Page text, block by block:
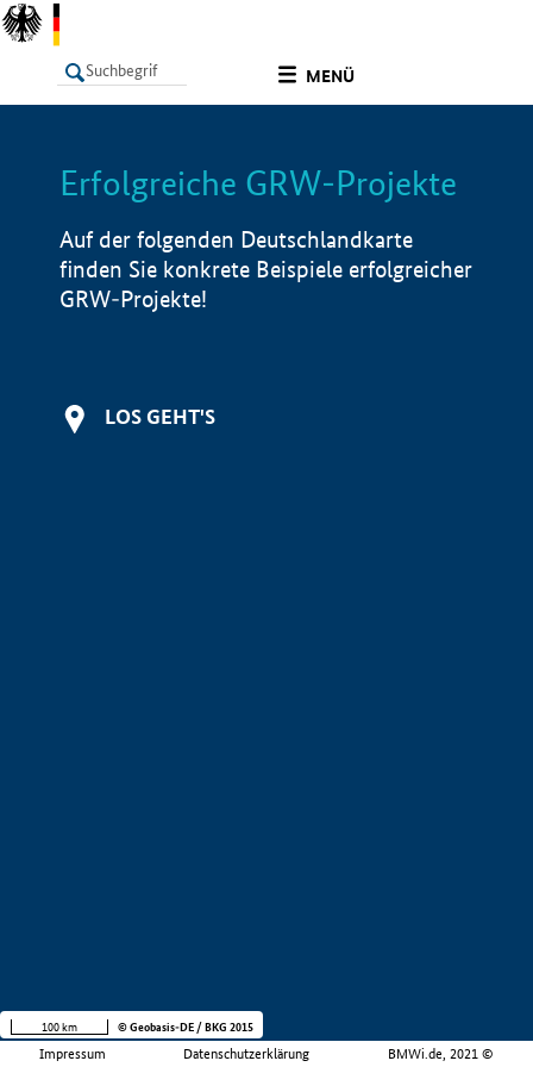
MENÜ
LISTE Info
Erfolgreiche GRW-Projekte
Auf der folgenden Deutschlandkarte
finden Sie konkrete Beispiele erfolgreicher
GRW-Projekte!
LOS GEHT'S
Impressum Datenschutzerklärung BMWi.de, 2021 ©
100 km © Geobasis-DE / BKG 2015